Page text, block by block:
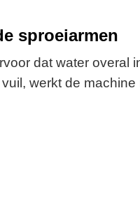
sproeiarmen
dat water overal
werkt de